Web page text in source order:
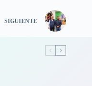
SIGUIENTE